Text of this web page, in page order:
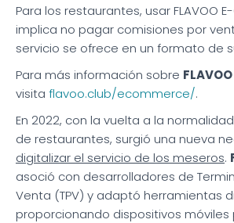
Para los restaurantes, usar FLAVOO
implica no pagar comisiones por
servicio se ofrece en un formato de
Para más información sobre
visita flavoo.club/ecommerce/.
En 2022, con la vuelta a la
de restaurantes, surgió una nueva
digitalizar el servicio de los meseros.
asoció con desarrolladores de
Venta (TPV) y adaptó herramientas
proporcionando dispositivos móviles